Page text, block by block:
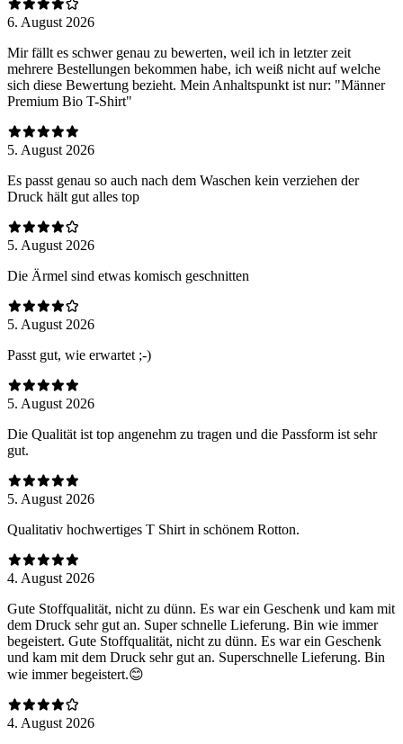
6. August 2026
Mir fällt es schwer genau zu bewerten, weil ich in letzter zeit
mehrere Bestellungen bekommen habe, ich weiß nicht auf welche
sich diese Bewertung bezieht. Mein Anhaltspunkt ist nur: "Männer
Premium Bio T-Shirt"
5. August 2026
Es passt genau so auch nach dem Waschen kein verziehen der
Druck hält gut alles top
5. August 2026
Die Ärmel sind etwas komisch geschnitten
5. August 2026
Passt gut, wie erwartet ;-)
5. August 2026
Die Qualität ist top angenehm zu tragen und die Passform ist sehr
gut.
5. August 2026
Qualitativ hochwertiges T Shirt in schönem Rotton.
4. August 2026
Gute Stoffqualität, nicht zu dünn. Es war ein Geschenk und kam mit
dem Druck sehr gut an. Super schnelle Lieferung. Bin wie immer
begeistert. Gute Stoffqualität, nicht zu dünn. Es war ein Geschenk
und kam mit dem Druck sehr gut an. Superschnelle Lieferung. Bin
wie immer begeistert.😊
4. August 2026